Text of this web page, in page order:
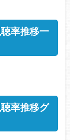
率推移一
率推移グ